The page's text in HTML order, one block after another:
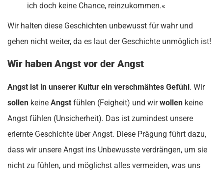
ich doch keine Chance, reinzukommen.«
Wir halten diese Geschichten unbewusst für wahr und
gehen nicht weiter, da es laut der Geschichte unmöglich ist!
Wir haben Angst vor der Angst
Angst ist in unserer Kultur ein verschmähtes Gefühl. Wir
sollen keine Angst fühlen (Feigheit) und wirwollen keine
Angst fühlen (Unsicherheit). Das ist zumindest unsere
erlernte Geschichte über Angst. Diese Prägung führt dazu,
dass wir unsere Angst ins Unbewusste verdrängen, um sie
nicht zu fühlen, und möglichst alles vermeiden, was uns